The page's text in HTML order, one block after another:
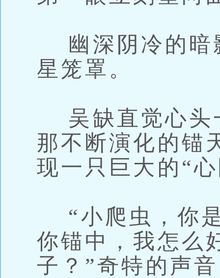
幽深阴冷的暗
星笼罩。
吴缺直觉心头
那不断演化的锚
现一只巨大的“
“小爬虫，你
你锚中，我怎么
子？”奇特的声